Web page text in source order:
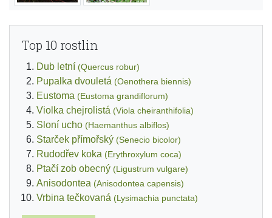
Top 10 rostlin
Dub letní (Quercus robur)
Pupalka dvouletá (Oenothera biennis)
Eustoma (Eustoma grandiflorum)
Violka chejrolistá (Viola cheiranthifolia)
Sloní ucho (Haemanthus albiflos)
Starček přímořský (Senecio bicolor)
Rudodřev koka (Erythroxylum coca)
Ptačí zob obecný (Ligustrum vulgare)
Anisodontea (Anisodontea capensis)
Vrbina tečkovaná (Lysimachia punctata)